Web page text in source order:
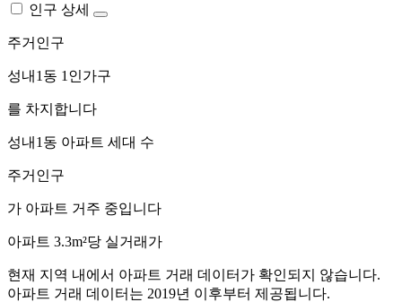
인구 상세
주거인구
성내1동 1인가구
를 차지합니다
성내1동 아파트 세대 수
주거인구
가 아파트 거주 중입니다
아파트 3.3m²당 실거래가
현재 지역 내에서 아파트 거래 데이터가 확인되지 않습니다.
아파트 거래 데이터는 2019년 이후부터 제공됩니다.